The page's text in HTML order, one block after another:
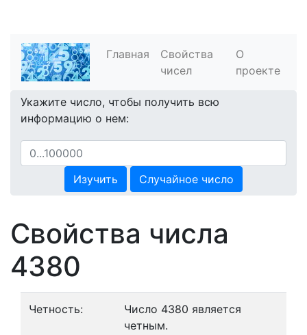
Главная
Свойства
чисел
О
проекте
Укажите число, чтобы получить всю
информацию о нем:
Изучить Случайное число
Свойства числа
4380
Четность:
Число 4380 является
четным.